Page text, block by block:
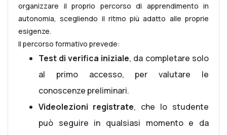
organizzare il proprio percorso di apprendimento in
autonomia, scegliendo il ritmo più adatto alle proprie
esigenze.
Il percorso formativo prevede:
Test di verifica iniziale, da completare solo
al primo accesso, per valutare le
conoscenze preliminari.
Videolezioni registrate, che lo studente
può seguire in qualsiasi momento e da